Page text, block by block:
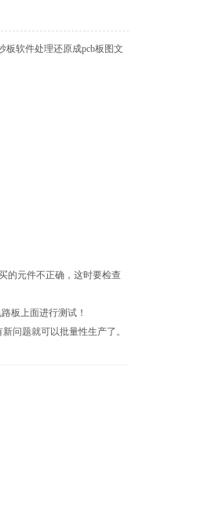
板软件处理还原成pcb板图文
的元件不正确，这时要检查
板上面进行测试！
问题就可以批量性生产了。